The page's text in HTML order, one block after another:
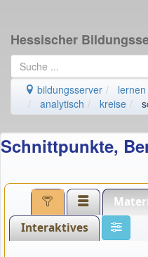
Hessischer
bildungsserver lernen
analytisch
kreise
Schnittpunkte,
Interaktives